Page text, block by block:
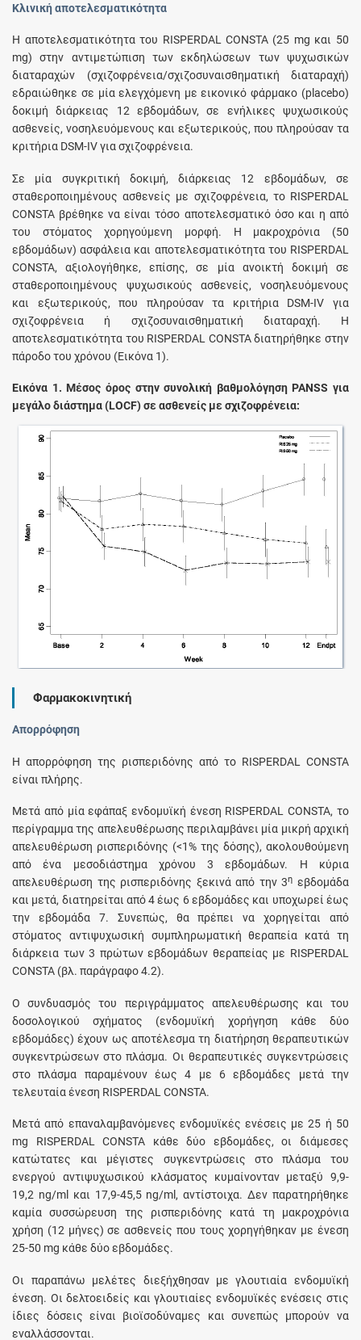
Κλινική αποτελεσματικότητα
Η αποτελεσματικότητα του RISPERDAL CONSTA (25 mg και 50
mg) στην αντιμετώπιση των εκδηλώσεων των ψυχωσικών
διαταραχών (σχιζοφρένεια/σχιζοσυναισθηματική διαταραχή)
εδραιώθηκε σε μία ελεγχόμενη με εικονικό φάρμακο (placebo)
δοκιμή διάρκειας 12 εβδομάδων, σε ενήλικες ψυχωσικούς
ασθενείς, νοσηλευόμενους και εξωτερικούς, που πληρούσαν τα
κριτήρια DSM-IV για σχιζοφρένεια.
Σε μία συγκριτική δοκιμή, διάρκειας 12 εβδομάδων, σε
σταθεροποιημένους ασθενείς με σχιζοφρένεια, το RISPERDAL
CONSTA βρέθηκε να είναι τόσο αποτελεσματικό όσο και η από
του στόματος χορηγούμενη μορφή. Η μακροχρόνια (50
εβδομάδων) ασφάλεια και αποτελεσματικότητα του RISPERDAL
CONSTA, αξιολογήθηκε, επίσης, σε μία ανοικτή δοκιμή σε
σταθεροποιημένους ψυχωσικούς ασθενείς, νοσηλευόμενους
και εξωτερικούς, που πληρούσαν τα κριτήρια DSM-IV για
σχιζοφρένεια ή σχιζοσυναισθηματική διαταραχή. Η
αποτελεσματικότητα του RISPERDAL CONSTA διατηρήθηκε στην
πάροδο του χρόνου (Εικόνα 1).
Εικόνα 1. Μέσος όρος στην συνολική βαθμολόγηση PANSS για
μεγάλο διάστημα (LOCF) σε ασθενείς με σχιζοφρένεια:
Φαρμακοκινητική
Απορρόφηση
Η απορρόφηση της ρισπεριδόνης από το RISPERDAL CONSTA
είναι πλήρης.
Μετά από μία εφάπαξ ενδομυϊκή ένεση RΙSΡΕRDΑL CONSTA, το
περίγραμμα της απελευθέρωσης περιλαμβάνει μία μικρή αρχική
απελευθέρωση ρισπεριδόνης (<1% της δόσης), ακολουθούμενη
από ένα μεσοδιάστημα χρόνου 3 εβδομάδων. Η κύρια
απελευθέρωση της ρισπεριδόνης ξεκινά από την 3η εβδομάδα
και μετά, διατηρείται από 4 έως 6 εβδομάδες και υποχωρεί έως
την εβδομάδα 7. Συνεπώς, θα πρέπει να χορηγείται από
στόματος αντιψυχωσική συμπληρωματική θεραπεία κατά τη
διάρκεια των 3 πρώτων εβδομάδων θεραπείας με RΙSΡΕRDΑL
CONSTA (βλ. παράγραφο 4.2).
Ο συνδυασμός του περιγράμματος απελευθέρωσης και του
δοσολογικού σχήματος (ενδομυϊκή χορήγηση κάθε δύο
εβδομάδες) έχουν ως αποτέλεσμα τη διατήρηση θεραπευτικών
συγκεντρώσεων στο πλάσμα. Οι θεραπευτικές συγκεντρώσεις
στο πλάσμα παραμένουν έως 4 με 6 εβδομάδες μετά την
τελευταία ένεση RΙSΡΕRDΑL CONSTA.
Μετά από επαναλαμβανόμενες ενδομυϊκές ενέσεις με 25 ή 50
mg RΙSΡΕRDΑL CONSTA κάθε δύο εβδομάδες, οι διάμεσες
κατώτατες και μέγιστες συγκεντρώσεις στο πλάσμα του
ενεργού αντιψυχωσικού κλάσματος κυμαίνονταν μεταξύ 9,9-
19,2 ng/ml και 17,9-45,5 ng/ml, αντίστοιχα. Δεν παρατηρήθηκε
καμία συσσώρευση της ρισπεριδόνης κατά τη μακροχρόνια
χρήση (12 μήνες) σε ασθενείς που τους χορηγήθηκαν με ένεση
25-50 mg κάθε δύο εβδομάδες.
Οι παραπάνω μελέτες διεξήχθησαν με γλουτιαία ενδομυϊκή
ένεση. Οι δελτοειδείς και γλουτιαίες ενδομυϊκές ενέσεις στις
ίδιες δόσεις είναι βιοϊσοδύναμες και συνεπώς μπορούν να
εναλλάσσονται.